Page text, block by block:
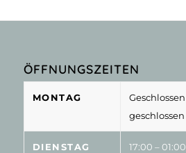
ÖFFNUNGSZEITEN
MONTAG Geschlossen
geschlossen
DIENSTAG 17:00 – 01:00